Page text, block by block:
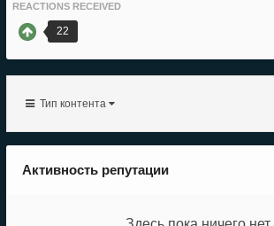
REACTIONS RECEIVED
22
Тип контента
Активность репутации